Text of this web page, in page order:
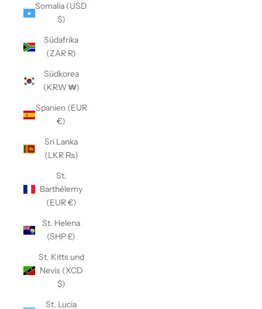
Somalia (USD
$)
Südafrika
(ZAR R)
Südkorea
(KRW ₩)
Spanien (EUR
€)
Sri Lanka
(LKR ₨)
St.
Barthélemy
(EUR €)
St. Helena
(SHP £)
St. Kitts und
Nevis (XCD
$)
St. Lucia